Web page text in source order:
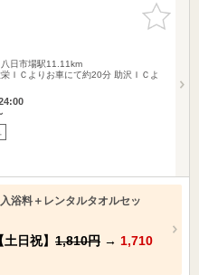
お気に入
りに追加
八日市場駅11.11km
栄ＩＣよりお車にて約20分 助沢ＩＣよ
浴料＋レンタルタオルセッ
日祝】 1,810円 → 1,710